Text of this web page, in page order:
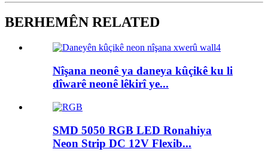
BERHEMÊN RELATED
Nîşana neonê ya daneya kûçikê ku li
dîwarê neonê lêkirî ye...
SMD 5050 RGB LED Ronahiya
Neon Strip DC 12V Flexib...